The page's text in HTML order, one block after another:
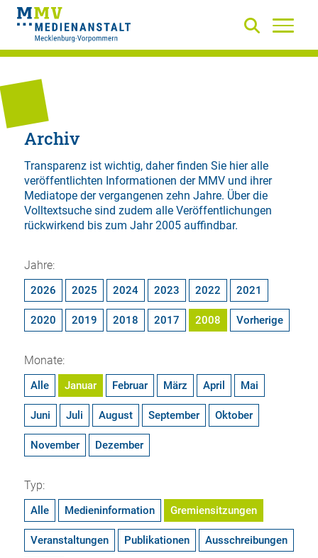
Archiv
Transparenz ist wichtig, daher finden Sie hier alle
veröffentlichten Informationen der MMV und ihrer
Mediatope der vergangenen zehn Jahre. Über die
Volltextsuchesind zudem alle Veröffentlichungen
rückwirkend bis zum Jahr 2005 auffindbar.
Jahre:
2026 2025 2024 2023 2022 2021
2020 2019 2018 2017 2008 Vorherige
Monate:
Alle Januar Februar März April Mai
Juni Juli August September Oktober
November Dezember
Typ:
Alle Medieninformation Gremiensitzungen
Veranstaltungen Publikationen Ausschreibungen